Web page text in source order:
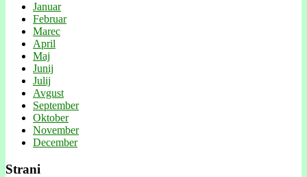
Januar
Februar
Marec
April
Maj
Junij
Julij
Avgust
September
Oktober
November
December
Strani